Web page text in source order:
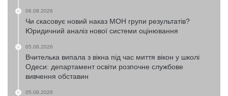
06.08.2026
Чи скасовує новий наказ МОН групи результатів?
Юридичний аналіз нової системи оцінювання
05.08.2026
Вчителька випала з вікна під час миття вікон у школі
Одеси: департамент освіти розпочне службове
вивчення обставин
05.08.2026